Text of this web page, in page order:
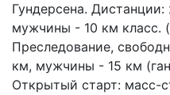
Гундерсена.
мужчины - 10 км класс.
Преследование,
км, мужчины - 15 км
Открытый старт: масс-